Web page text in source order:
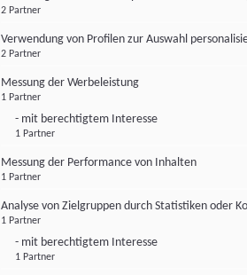
2 Partner
Verwendung von Profilen zur Auswahl
2 Partner
Messung der Werbeleistung
1 Partner
- mit berechtigtem Interesse
1 Partner
Messung der Performance von Inhalten
1 Partner
Analyse von Zielgruppen durch Statistiken oder
1 Partner
- mit berechtigtem Interesse
1 Partner